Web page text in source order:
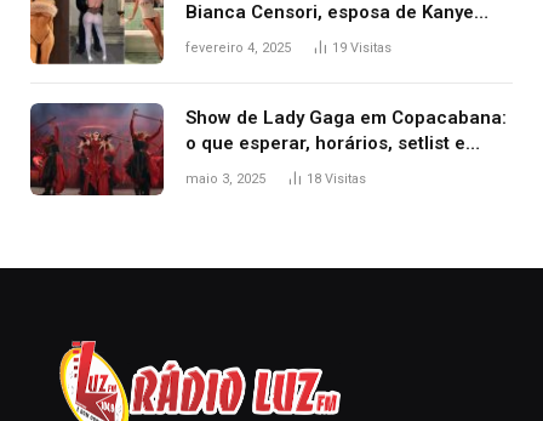
Bianca Censori, esposa de Kanye
West que apareceu nua no Grammy
fevereiro 4, 2025 19 Visitas
Show de Lady Gaga em Copacabana:
o que esperar, horários, setlist e
onde assistir
maio 3, 2025 18 Visitas